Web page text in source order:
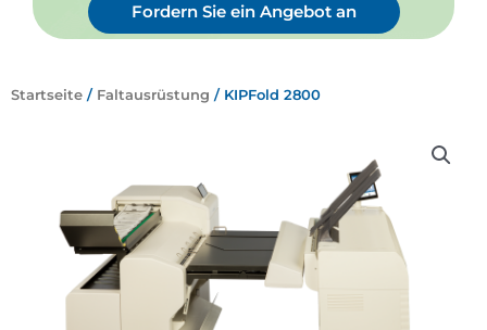
Startseite / Faltausrüstung / KIPFold 2800
Fordern Sie ein Angebot an